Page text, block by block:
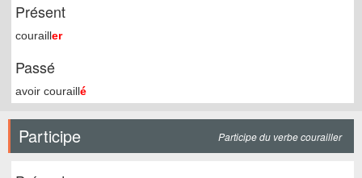
Présent
courailler
Passé
avoir couraillé
Participe Participe du verbe courailler